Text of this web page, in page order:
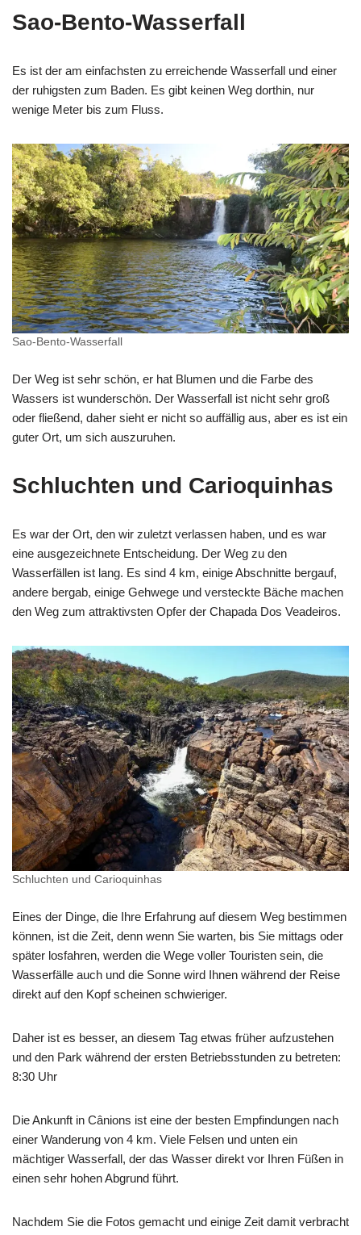
Sao-Bento-Wasserfall
Es ist der am einfachsten zu erreichende Wasserfall und einer
der ruhigsten zum Baden. Es gibt keinen Weg dorthin, nur
wenige Meter bis zum Fluss.
Sao-Bento-Wasserfall
Der Weg ist sehr schön, er hat Blumen und die Farbe des
Wassers ist wunderschön. Der Wasserfall ist nicht sehr groß
oder fließend, daher sieht er nicht so auffällig aus, aber es ist ein
guter Ort, um sich auszuruhen.
Schluchten und Carioquinhas
Es war der Ort, den wir zuletzt verlassen haben, und es war
eine ausgezeichnete Entscheidung. Der Weg zu den
Wasserfällen ist lang. Es sind 4 km, einige Abschnitte bergauf,
andere bergab, einige Gehwege und versteckte Bäche machen
den Weg zum attraktivsten Opfer der Chapada Dos Veadeiros.
Schluchten und Carioquinhas
Eines der Dinge, die Ihre Erfahrung auf diesem Weg bestimmen
können, ist die Zeit, denn wenn Sie warten, bis Sie mittags oder
später losfahren, werden die Wege voller Touristen sein, die
Wasserfälle auch und die Sonne wird Ihnen während der Reise
direkt auf den Kopf scheinen schwieriger.
Daher ist es besser, an diesem Tag etwas früher aufzustehen
und den Park während der ersten Betriebsstunden zu betreten:
8:30 Uhr
Die Ankunft in Cânions ist eine der besten Empfindungen nach
einer Wanderung von 4 km. Viele Felsen und unten ein
mächtiger Wasserfall, der das Wasser direkt vor Ihren Füßen in
einen sehr hohen Abgrund führt.
Nachdem Sie die Fotos gemacht und einige Zeit damit verbracht